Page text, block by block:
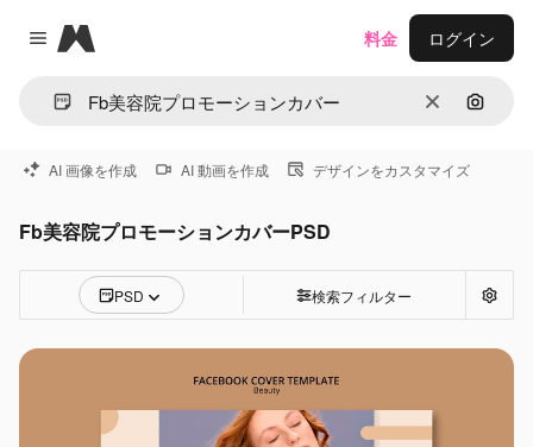
Close menu
Magnific
消去 画像で
料金 ログイン
AI 画像を作成 AI 動画を作成 デザインをカスタマイズ
Fb美容院プロモーションカバーPSD
PSD 検索フィルター